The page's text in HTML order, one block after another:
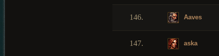
146. Aaves
147. aska